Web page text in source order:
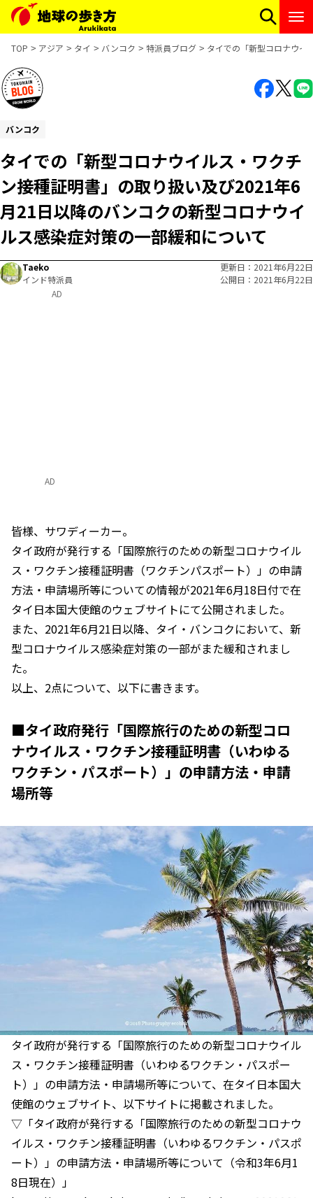
TOP アジア タイ バンコク 特派員ブログ タイでの「新型コロナウイ
バンコク
タイでの「新型コロナウイルス・ワクチ
ン接種証明書」の取り扱い及び2021年6
月21日以降のバンコクの新型コロナウイ
ルス感染症対策の一部緩和について
Taeko
インド特派員
更新日
2021年6月22日
公開日
2021年6月22日
AD
皆様、サワディーカー。
タイ政府が発行する「国際旅行のための新型コロナウイル
ス・ワクチン接種証明書（ワクチンパスポート）」の申請
方法・申請場所等についての情報が2021年6月18日付で在
タイ日本国大使館のウェブサイトにて公開されました。
また、2021年6月21日以降、タイ・バンコクにおいて、新
型コロナウイルス感染症対策の一部がまた緩和されまし
た。
以上、2点について、以下に書きます。
■タイ政府発行「国際旅行のための新型コロ
ナウイルス・ワクチン接種証明書（いわゆる
ワクチン・パスポート）」の申請方法・申請
場所等
タイ政府が発行する「国際旅行のための新型コロナウイル
ス・ワクチン接種証明書（いわゆるワクチン・パスポー
ト）」の申請方法・申請場所等について、在タイ日本国大
使館のウェブサイト、以下サイトに掲載されました。
▽「タイ政府が発行する「国際旅行のための新型コロナウ
イルス・ワクチン接種証明書（いわゆるワクチン・パスポ
ート）」の申請方法・申請場所等について（令和3年6月1
8日現在）」
AD